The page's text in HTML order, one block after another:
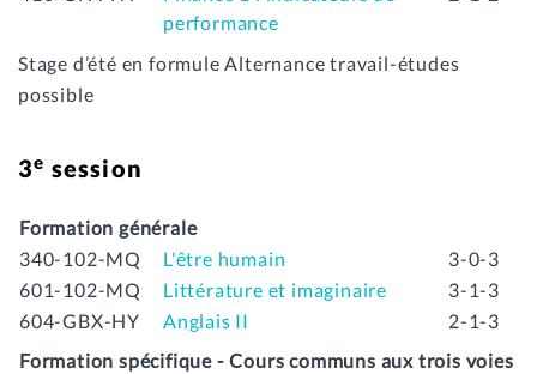
performance
Stage d’été en formule Alternance travail-études
possible
3e session
Formation générale
340-102-MQ
L'être humain
3-0-3
601-102-MQ
Littérature et imaginaire
3-1-3
604-GBX-HY
Anglais II
2-1-3
Formation spécifique - Cours communs aux trois voies